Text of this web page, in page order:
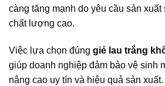
càng tăng mạnh do yêu cầu sản xuất
chất lượng cao.
Việc lựa chọn đúng giẻ lau trắng
giúp doanh nghiệp đảm bảo vệ sinh
nâng cao uy tín và hiệu quả sản xuất.